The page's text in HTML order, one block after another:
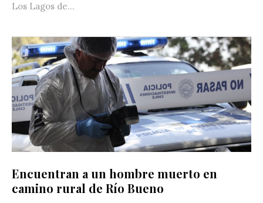
Los Lagos de...
Encuentran a un hombre muerto en
camino rural de Río Bueno